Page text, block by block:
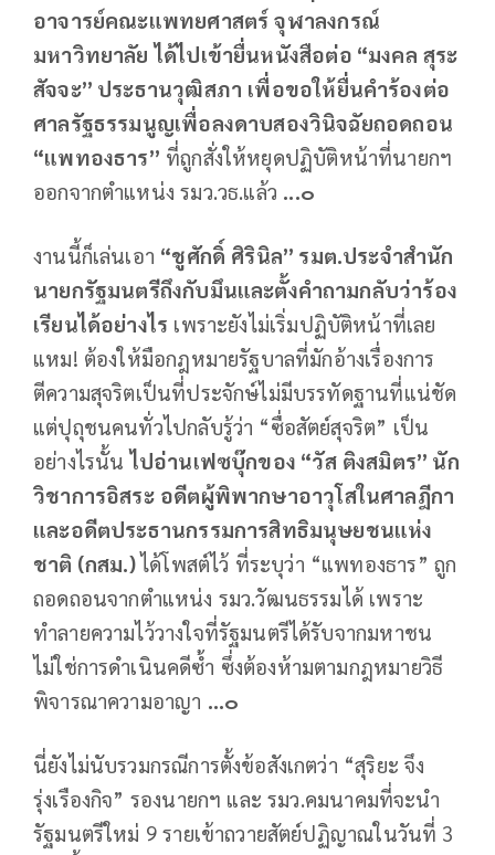
อาจารย์คณะแพทยศาสตร์ จุฬาลงกรณ์
มหาวิทยาลัย ได้ไปเข้ายื่นหนังสือต่อ “มงคล สุระ
สัจจะ” ประธานวุฒิสภา เพื่อขอให้ยื่นคำร้องต่อ
ศาลรัฐธรรมนูญเพื่อลงดาบสองวินิจฉัยถอดถอน
“แพทองธาร” ที่ถูกสั่งให้หยุดปฏิบัติหน้าที่นายกฯ
ออกจากตำแหน่ง รมว.วธ.แล้ว ...๐
งานนี้ก็เล่นเอา “ชูศักดิ์ ศิรินิล” รมต.ประจำสำนัก
นายกรัฐมนตรีถึงกับมึนและตั้งคำถามกลับว่าร้อง
เรียนได้อย่างไร เพราะยังไม่เริ่มปฏิบัติหน้าที่เลย
แหม! ต้องให้มือกฎหมายรัฐบาลที่มักอ้างเรื่องการ
ตีความสุจริตเป็นที่ประจักษ์ไม่มีบรรทัดฐานที่แน่ชัด
แต่ปุถุชนคนทั่วไปกลับรู้ว่า “ซื่อสัตย์สุจริต” เป็น
อย่างไรนั้นไปอ่านเฟซบุ๊กของ “วัส ติงสมิตร” นัก
วิชาการอิสระ อดีตผู้พิพากษาอาวุโสในศาลฎีกา
และอดีตประธานกรรมการสิทธิมนุษยชนแห่ง
ชาติ (กสม.)ได้โพสต์ไว้ ที่ระบุว่า “แพทองธาร” ถูก
ถอดถอนจากตำแหน่ง รมว.วัฒนธรรมได้ เพราะ
ทำลายความไว้วางใจที่รัฐมนตรีได้รับจากมหาชน
ไม่ใช่การดำเนินคดีซ้ำ ซึ่งต้องห้ามตามกฎหมายวิธี
พิจารณาความอาญา …๐
นี่ยังไม่นับรวมกรณีการตั้งข้อสังเกตว่า “สุริยะ จึง
รุ่งเรืองกิจ” รองนายกฯ และ รมว.คมนาคมที่จะนำ
รัฐมนตรีใหม่ 9 รายเข้าถวายสัตย์ปฏิญาณในวันที่ 3